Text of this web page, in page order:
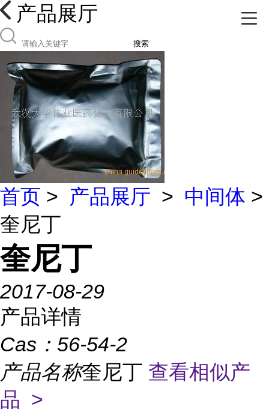
产品展厅
搜索
首页 > 产品展厅 > 中间体 >
奎尼丁
奎尼丁
2017-08-29
产品详情
Cas： 56-54-2
产品名称奎尼丁 查看相似产
品 >